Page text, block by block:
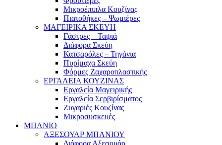
Μικροέπιπλα Κουζίνας
Πιατοθήκες – Ψωμιέρες
ΜΑΓΕΙΡΙΚΑ ΣΚΕΥΗ
Γάστρες – Ταψιά
Διάφορα Σκεύη
Κατσαρόλες – Τηγάνια
Πυρίμαχα Σκεύη
Φόρμες Ζαχαροπλαστικής
ΕΡΓΑΛΕΙΑ ΚΟΥΖΙΝΑΣ
Εργαλεία Μαγειρικής
Εργαλεία Σερβιρίσματος
Ζυγαριές Κουζίνας
Μικροσυσκευές
ΜΠΑΝΙΟ
ΑΞΕΣΟΥΑΡ ΜΠΑΝΙΟΥ
Διάφορα Αξεσουάρ